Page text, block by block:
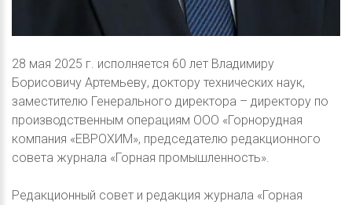
28 мая 2025 г. исполняется 60 лет Владимиру
Борисовичу Артемьеву, доктору технических наук,
заместителю Генерального директора – директору по
производственным операциям ООО «Горнорудная
компания «ЕВРОХИМ», председателю редакционного
совета журнала «Горная промышленность».
Редакционный совет и редакция журнала «Горная